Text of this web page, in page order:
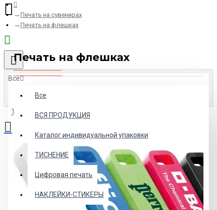
Все
Все
ВСЯ ПРОДУКЦИЯ
Каталог индивидуальной упаковки
ТИСНЕНИЕ
Цифровая печать
НАКЛЕЙКИ-СТИКЕРЫ
Товаров: 0 (0.00р.)
Ваша корзина пуста!
Печать на сувенирах
Печать на флешках
Печать на флешках